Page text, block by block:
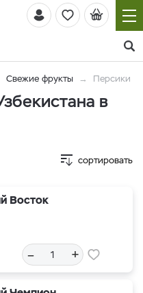
Свежие фрукты Персики
в
сортировать
Восток
– +